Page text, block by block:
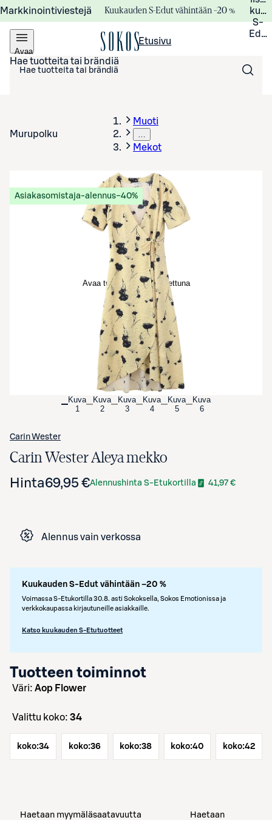
Markkinointiviestejä Kuukauden S-Edut vähintään –20 %
S-
Avaa
valikko
Etusivu
Hae tuotteita tai brändiä
Murupolku
Muoti
…
Mekot
Avaa tuotekuva suurennettuna
Asiakasomistaja-alennus−40%
Kuva
1
Kuva
2
Kuva
3
Kuva
4
Kuva
5
Kuva
6
Carin Wester
Carin Wester Aleya mekko
Hinta69,95 €Alennushinta S-Etukortilla 41,97 €
Alennus vain verkossa
Kuukauden S-Edut vähintään –20 %
Voimassa S-Etukortilla 30.8. asti Sokoksella, Sokos Emotionissa ja
verkkokaupassa kirjautuneille asiakkaille.
Katso kuukauden S-Etutuotteet
Tuotteen toiminnot
väri: Aop Flower
Valittu koko: 34
koko:34 koko:36 koko:38 koko:40 koko:42
Haetaan myymäläsaatavuutta
Haetaan